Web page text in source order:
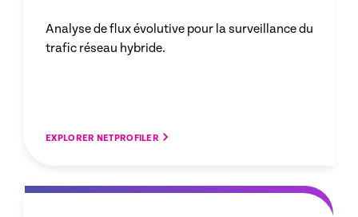
Analyse de flux évolutive pour la surveillance du
trafic réseau hybride.
EXPLORER NETPROFILER